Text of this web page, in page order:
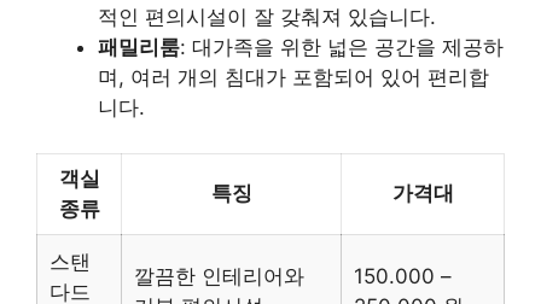
적인 편의시설이 잘 갖춰져 있습니다.
패밀리룸: 대가족을 위한 넓은 공간을 제공하
며, 여러 개의 침대가 포함되어 있어 편리합
니다.
객실
종류
특징 가격대
스탠
다드
깔끔한 인테리어와
150.000 –